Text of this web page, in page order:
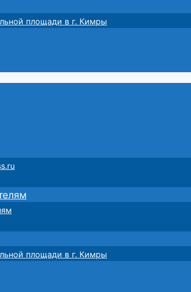
площади в г. Кимры
площади в г. Кимры